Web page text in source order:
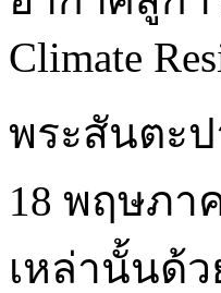
Climate
พระสันตะ
18 พฤษภา
เหล่านั้นด้ว